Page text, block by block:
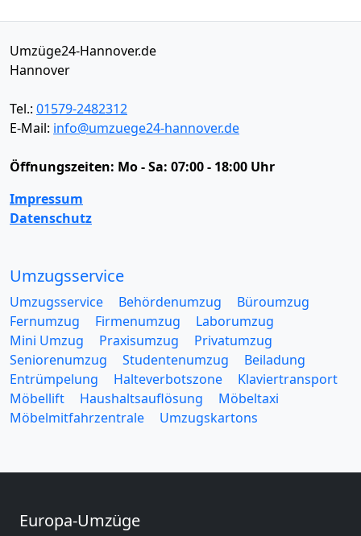
Umzüge24-Hannover.de
Hannover
Tel.: 01579-2482312
E-Mail: info@umzuege24-hannover.de
Öffnungszeiten: Mo - Sa: 07:00 - 18:00 Uhr
Impressum
Datenschutz
Umzugsservice
Umzugsservice Behördenumzug
Büroumzug
Fernumzug
Firmenumzug
Laborumzug
Mini Umzug
Praxisumzug
Privatumzug
Seniorenumzug
Studentenumzug
Beiladung
Entrümpelung
Halteverbotszone
Klaviertransport
Möbellift
Haushaltsauflösung
Möbeltaxi
Möbelmitfahrzentrale
Umzugskartons
Europa-Umzüge